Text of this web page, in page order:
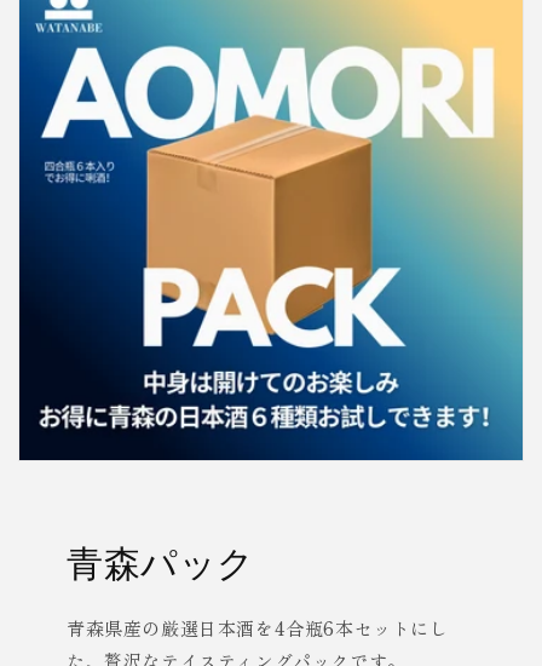
う
さ』
お
り
が
ら
さ』
お
り
が
ら
シ
ュ
シ
ュ
青森パック
青森県産の厳選日本酒を4合瓶6本セットにし
た、贅沢なテイスティングパックです。